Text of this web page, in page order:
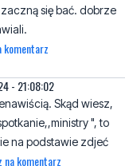
- 21:08:02
Skąd wiesz,
na podstawie zdjeć
na komentarz
- 08:39:57
Niepoczołowicach u